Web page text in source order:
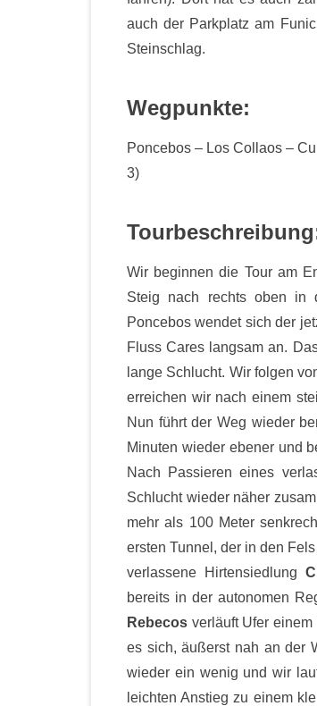
auch der Parkplatz am
Steinschlag.
Wegpunkte:
Poncebos – Los Collaos –
3)
Wir beginnen die Tour am
Steig nach rechts oben in
Poncebos wendet sich der
Fluss Cares langsam an.
lange Schlucht. Wir folgen
erreichen wir nach einem
Nun führt der Weg wieder
Minuten wieder ebener und
Nach Passieren eines
Schlucht wieder näher
mehr als 100 Meter
ersten Tunnel, der in den
verlassene Hirtensiedlung
bereits in der autonomen
Rebecos verläuft Ufer
es sich, äußerst nah an der
wieder ein wenig und wir
leichten Anstieg zu einem